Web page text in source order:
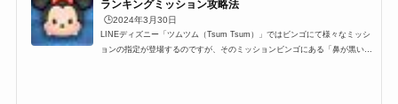
ランキングミッション攻略法
🕒️2024年3月30日
LINEディズニー「ツムツム（Tsum Tsum）」ではビンゴにて様々なミッシ
ョンの指定が登場するのですが、そのミッションビンゴにある「鼻が黒いツ